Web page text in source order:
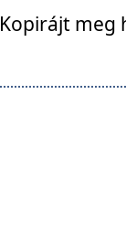
Kopirájt meg